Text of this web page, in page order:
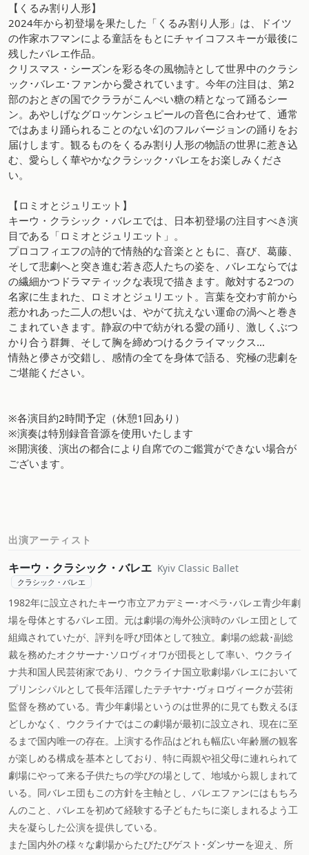
【くるみ割り人形】
2024年から初登場を果たした「くるみ割り人形」は、ドイツ
の作家ホフマンによる童話をもとにチャイコフスキーが最後に
残したバレエ作品。
クリスマス・シーズンを彩る冬の風物詩として世界中のクラシ
ック･バレエ･ファンから愛されています。今年の注目は、第2
部のおとぎの国でクララがこんぺい糖の精となって踊るシー
ン。あやしげなグロッケンシュピールの音色に合わせて、通常
ではあまり踊られることのない幻のフルバージョンの踊りをお
届けします。観るものをくるみ割り人形の物語の世界に惹き込
む、愛らしく華やかなクラシック･バレエをお楽しみくださ
い。
【ロミオとジュリエット】
キーウ・クラシック・バレエでは、日本初登場の注目すべき演
目である「ロミオとジュリエット」。
プロコフィエフの詩的で情熱的な音楽とともに、喜び、葛藤、
そして悲劇へと突き進む若き恋人たちの姿を、バレエならでは
の繊細かつドラマティックな表現で描きます。敵対する2つの
名家に生まれた、ロミオとジュリエット。言葉を交わす前から
惹かれあった二人の想いは、やがて抗えない運命の渦へと巻き
こまれていきます。静寂の中で紡がれる愛の踊り、激しくぶつ
かり合う群舞、そして胸を締めつけるクライマックス…
情熱と儚さが交錯し、感情の全てを身体で語る、究極の悲劇を
ご堪能ください。
※各演目約2時間予定（休憩1回あり）
※演奏は特別録音音源を使用いたします
※開演後、演出の都合により自席でのご鑑賞ができない場合が
ございます。
出演アーティスト
キーウ・クラシック・バレエ Kyiv Classic Ballet
クラシック・バレエ
1982年に設立されたキーウ市立アカデミー･オペラ･バレエ青少年劇
場を母体とするバレエ団。元は劇場の海外公演時のバレエ団として
組織されていたが、評判を呼び団体として独立。劇場の総裁･副総
裁を務めたオクサーナ･ソロヴィオワが団長として率い、ウクライ
ナ共和国人民芸術家であり、ウクライナ国立歌劇場バレエにおいて
プリンシパルとして長年活躍したテチヤナ･ヴォロヴィークが芸術
監督を務めている。青少年劇場というのは世界的に見ても数えるほ
どしかなく、ウクライナではこの劇場が最初に設立され、現在に至
るまで国内唯一の存在。上演する作品はどれも幅広い年齢層の観客
が楽しめる構成を基本としており、特に両親や祖父母に連れられて
劇場にやって来る子供たちの学びの場として、地域から親しまれて
いる。同バレエ団もこの方針を主軸とし、バレエファンにはもちろ
んのこと、バレエを初めて経験する子どもたちに楽しまれるよう工
夫を凝らした公演を提供している。
また国内外の様々な劇場からたびたびゲスト･ダンサーを迎え、所